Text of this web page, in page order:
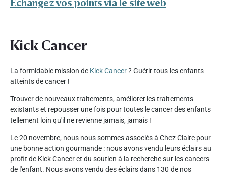
Kick Cancer
La formidable mission de Kick Cancer? Guérir tous les enfants
atteints de cancer !
Trouver de nouveaux traitements, améliorer les traitements
existants et repousser une fois pour toutes le cancer des enfants
tellement loin qu'il ne revienne jamais, jamais !
Le 20 novembre, nous nous sommes associés à Chez Claire pour
une bonne action gourmande : nous avons vendu leurs éclairs au
profit de Kick Cancer et du soutien à la recherche sur les cancers
de l'enfant. Nous avons vendu des éclairs dans 130 de nos